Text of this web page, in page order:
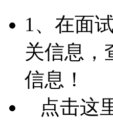
1、在面
关信息，
信息！
点击这